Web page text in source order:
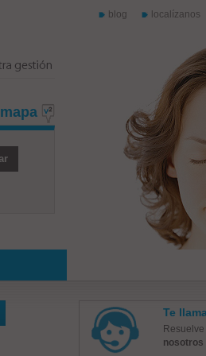
blog localízanos
mapa
Te
nosotros